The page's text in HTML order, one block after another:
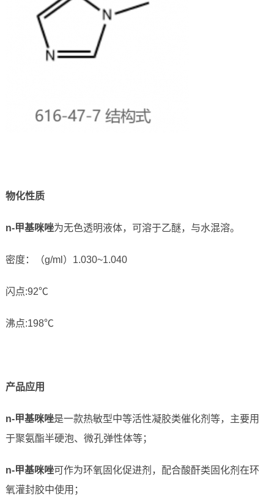
物化性质
n-甲基咪唑为无色透明液体，可溶于乙醚，与水混溶。
密度：（g/ml）1.030~1.040
闪点:92℃
沸点:198℃
产品应用
n-甲基咪唑是一款热敏型中等活性凝胶类催化剂等，主要用
于聚氨酯半硬泡、微孔弹性体等；
n-甲基咪唑可作为环氧固化促进剂，配合酸酐类固化剂在环
氧灌封胶中使用；